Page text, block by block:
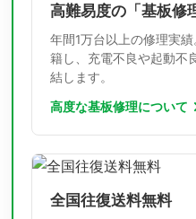
高難易度の「基板修
年間1万台以上の修理実
籍し、充電不良や起動不
結します。
高度な基板修理について
全国往復送料無料